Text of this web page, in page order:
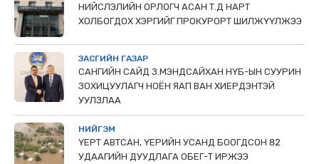
НИЙСЛЭЛИЙН ОРЛОГЧ АСАН Т.Д НАРТ
ХОЛБОГДОХ ХЭРГИЙГ ПРОКУРОРТ ШИЛЖҮҮЛЖЭЭ
ЗАСГИЙН ГАЗАР
САНГИЙН САЙД З.МЭНДСАЙХАН НҮБ-ЫН СУУРИН
ЗОХИЦУУЛАГЧ НОЁН ЯАП ВАН ХИЕРДЭНТЭЙ
УУЛЗЛАА
НИЙГЭМ
ҮЕРТ АВТСАН, ҮЕРИЙН УСАНД БООГДСОН 82
УДААГИЙН ДУУДЛАГА ОБЕГ-Т ИРЖЭЭ